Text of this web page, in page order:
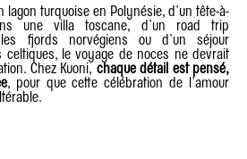
lagon turquoise en Polynésie, d’un tête-à-
une villa toscane, d’un road trip
fjords norvégiens ou d’un séjour
le voyage de noces ne devrait
Chez Kuoni,chaque détail est pensé,
, pour que cette célébration de l’amour